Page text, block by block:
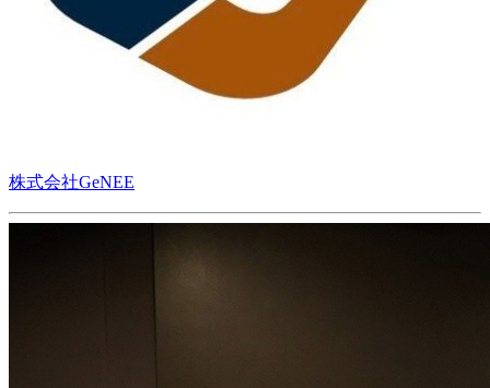
株式会社GeNEE